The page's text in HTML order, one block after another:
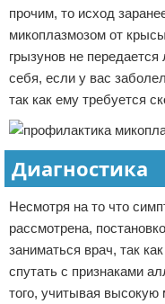
прочим, то исход
микоплазмозом от
грызунов не
себя, если у вас
так как ему требуется
Диагностика
Несмотря на то что
рассмотрена,
заниматься врач, так
спутать с признаками
того, учитывая высокую